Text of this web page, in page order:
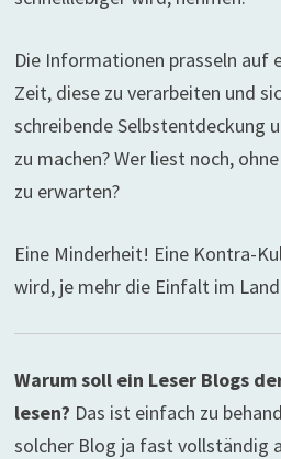
Die Informationen prasseln auf
Zeit, diese zu verarbeiten und
schreibende Selbstentdeckung
zu machen? Wer liest noch,
zu erwarten?
Eine Minderheit! Eine Kontra-
wird, je mehr die Einfalt im
Warum soll ein Leser Blogs
lesen? Das ist einfach zu
solcher Blog ja fast vollständig